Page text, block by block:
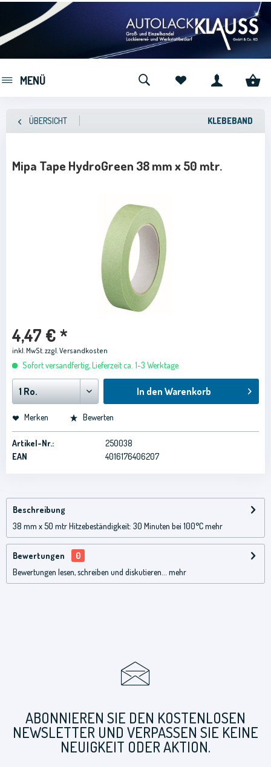
MENÜ
ÜBERSICHT KLEBEBAND
Mipa Tape HydroGreen 38 mm x 50 mtr.
4,47 € *
inkl. MwSt.zzgl. Versandkosten
Sofort versandfertig, Lieferzeit ca. 1-3 Werktage
In den Warenkorb
Merken Bewerten
Artikel-Nr.:
250038
EAN
4016176406207
Beschreibung
38 mm x 50 mtr Hitzebeständigkeit: 30 Minuten bei 100°Cmehr
Bewertungen
0
Bewertungen lesen, schreiben und diskutieren...
mehr
ABONNIEREN SIE DEN KOSTENLOSEN
NEWSLETTER UND VERPASSEN SIE KEINE
NEUIGKEIT ODER AKTION.